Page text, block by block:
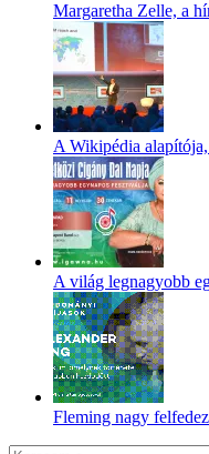
Margaretha Zelle, a
A Wikipédia
A világ legnagyobb
Fleming nagy